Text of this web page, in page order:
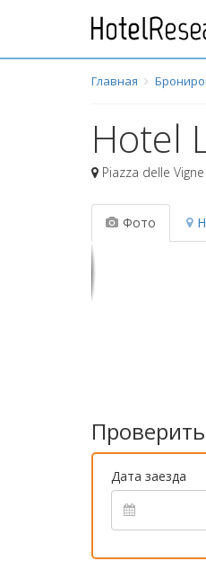
Главная
Hotel
Piazza delle
Фото
Дата заезда